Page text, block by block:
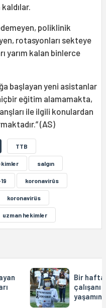
poliklinik
rotasyonları sekteye
yarım kalan binlerce
başlayan yeni asistanlar
eğitim alamamakta,
ile ilgili konulardan
(AS)
TTB
salgın
koronavirûs
koronavirüs
uzman hekimler
Bir
çalışanı